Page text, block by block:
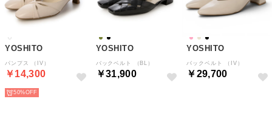
YOSHITO
パンプス （IV）
￥14,300
50%
YOSHITO
バックベルト （BL）
￥31,900
YOSHITO
バックベルト （IV）
￥29,700